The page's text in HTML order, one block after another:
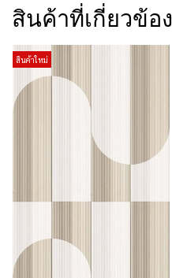
สินค้าที่เกี่ยวข้อง
สินค้าใหม่